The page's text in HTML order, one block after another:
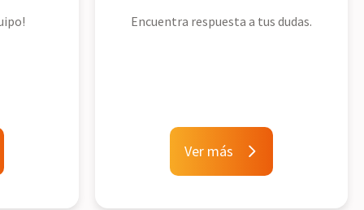
Encuentra respuesta a tus dudas.
Ver más